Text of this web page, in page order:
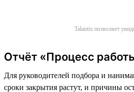
Talantix позволяет
Отчёт «Процесс
Для руководителей подбора и
сроки закрытия растут, и причины